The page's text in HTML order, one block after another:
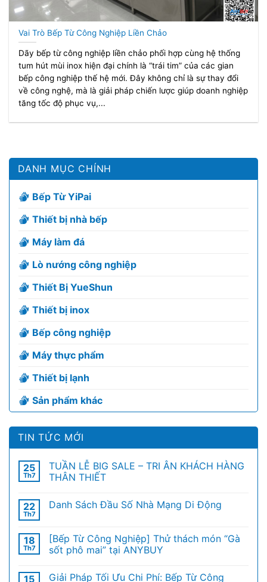
Vai Trò Bếp Từ Công Nghiệp Liền Chảo
Dãy bếp từ công nghiệp liền chảo phối hợp cùng hệ thống
tum hút mùi inox hiện đại chính là “trái tim” của các gian
bếp công nghiệp thế hệ mới. Đây không chỉ là sự thay đổi
về công nghệ, mà là giải pháp chiến lược giúp doanh nghiệp
tăng tốc độ phục vụ,...
DANH MỤC CHÍNH
Bếp Từ YiPai
Thiết bị nhà bếp
Máy làm đá
Lò nướng công nghiệp
Thiết Bị YueShun
Thiết bị inox
Bếp công nghiệp
Máy thực phẩm
Thiết bị lạnh
Sản phẩm khác
TIN TỨC MỚI
25
Th7
TUẦN LỄ BIG SALE – TRI ÂN KHÁCH HÀNG
THÂN THIẾT
22
Th7
Danh Sách Đầu Số Nhà Mạng Di Động
18
Th7
[Bếp Từ Công Nghiệp] Thử thách món “Gà
sốt phô mai” tại ANYBUY
15
Giải Pháp Tối Ưu Chi Phí: Bếp Từ Công